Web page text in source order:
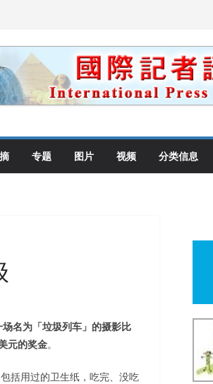
专题 图片 视频 分类信息
场名为「垃圾列车」的摄影比
元的奖金。
括用过的卫生纸，吃完、没吃